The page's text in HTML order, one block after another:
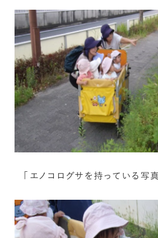
「エノコログサを持っている写真